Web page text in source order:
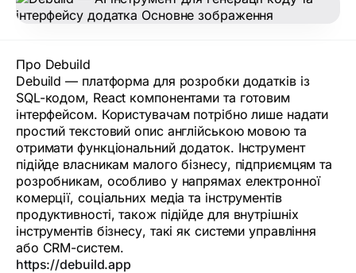
Про Debuild
Debuild — платформа для розробки додатків із
SQL-кодом, React компонентами та готовим
інтерфейсом. Користувачам потрібно лише надати
простий текстовий опис англійською мовою та
отримати функціональний додаток. Інструмент
підійде власникам малого бізнесу, підприємцям та
розробникам, особливо у напрямах електронної
комерції, соціальних медіа та інструментів
продуктивності, також підійде для внутрішніх
інструментів бізнесу, такі як системи управління
або CRM-систем.
https://debuild.app